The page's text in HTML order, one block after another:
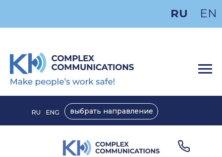
ПОДДЕРЖКА ЗАКАЗЧИКАМ
ENG
RU выбрать направление